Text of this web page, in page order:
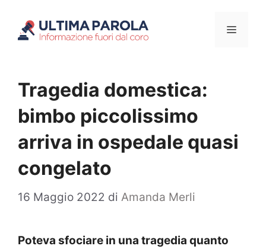
Menu
Tragedia domestica:
bimbo piccolissimo
arriva in ospedale quasi
congelato
16 Maggio 2022 di Amanda Merli
Poteva sfociare in una tragedia quanto